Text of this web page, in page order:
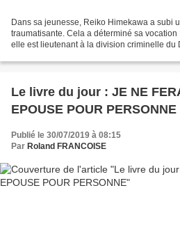
Dans sa jeunesse, Reiko Himekawa a subi
traumatisante. Cela a déterminé sa vocation
elle est lieutenant à la division criminelle du
Le livre du jour : JE NE
EPOUSE POUR PERSONNE
Publié le 30/07/2019 à 08:15
Par Roland FRANCOISE